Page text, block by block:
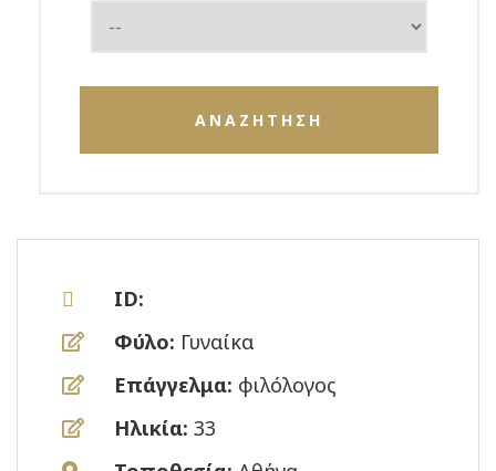
ΑΝΑΖΗΤΗΣΗ
ID:
Φύλο: Γυναίκα
Επάγγελμα: φιλόλογος
Ηλικία: 33